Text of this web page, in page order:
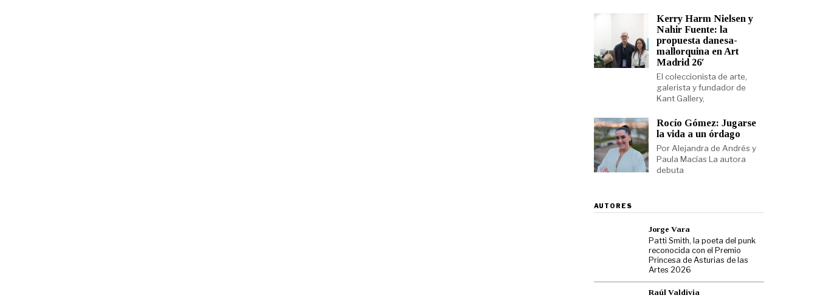
Kerry Harm Nielsen y
Nahir Fuente: la
propuesta danesa-
mallorquina en Art
Madrid 26′
El coleccionista de arte,
galerista y fundador de
Kant Gallery,
Rocío Gómez: Jugarse
la vida a un órdago
Por Alejandra de Andrés y
Paula Macías La autora
debuta
AUTORES
Jorge Vara
Patti Smith, la poeta del punk
reconocida con el Premio
Princesa de Asturias de las
Artes 2026
Raúl Valdivia